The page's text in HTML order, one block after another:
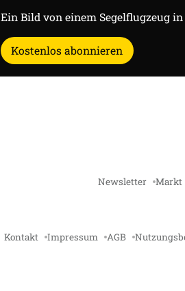
Ein Bild von einem Segelflugzeug
Kostenlos abonnieren
Newsletter Markt
Kontakt Impressum AGB